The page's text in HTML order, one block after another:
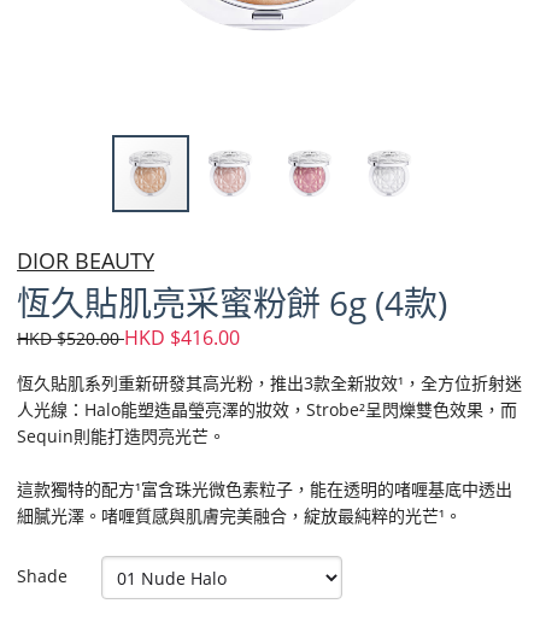
DIOR BEAUTY
恆久貼肌亮采蜜粉餅 6g (4款)
HKD $520.00HKD $416.00
恆久貼肌系列重新研發其高光粉，推出3款全新妝效¹，全方位折射迷
人光線：Halo能塑造晶瑩亮澤的妝效，Strobe²呈閃爍雙色效果，而
Sequin則能打造閃亮光芒。
這款獨特的配方¹富含珠光微色素粒子，能在透明的啫喱基底中透出
細膩光澤。啫喱質感與肌膚完美融合，綻放最純粹的光芒¹。
Shade